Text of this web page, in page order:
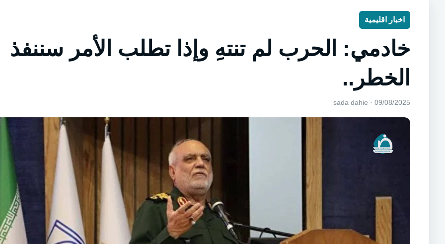
اخبار اقليمية
خادمي: الحرب لم تنتهِ وإذا تطلب الأمر سننفذ
الخطر..
09/08/2025 · sada dahie